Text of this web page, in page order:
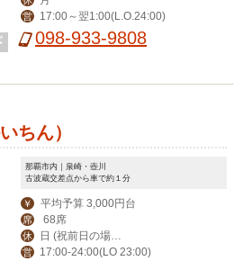
営 17:00～翌1:00(L.O.24:00)
098-933-9808
ちん）
那覇市内｜泉崎・壺川
古波蔵交差点から車で約１分
￥ 平均予算 3,000円台
席 68席
休
は営業、翌日休み)
営 17:00-24:00(LO 23:00)